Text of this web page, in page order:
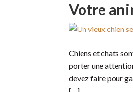
Votre
Chiens et chats
porter une
devez faire pour